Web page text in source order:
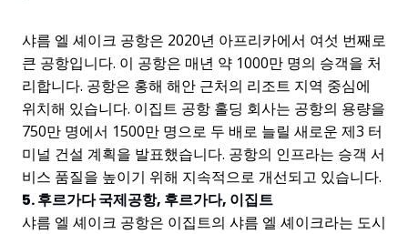
샤름 엘 셰이크 공항은 2020년 아프리카에서 여섯 번째로
큰 공항입니다. 이 공항은 매년 약 1000만 명의 승객을 처
리합니다. 공항은 홍해 해안 근처의 리조트 지역 중심에
위치해 있습니다. 이집트 공항 홀딩 회사는 공항의 용량을
750만 명에서 1500만 명으로 두 배로 늘릴 새로운 제3 터
미널 건설 계획을 발표했습니다. 공항의 인프라는 승객 서
비스 품질을 높이기 위해 지속적으로 개선되고 있습니다.
5. 후르가다 국제공항, 후르가다, 이집트
샤름 엘 셰이크 공항은 이집트의 샤름 엘 셰이크라는 도시